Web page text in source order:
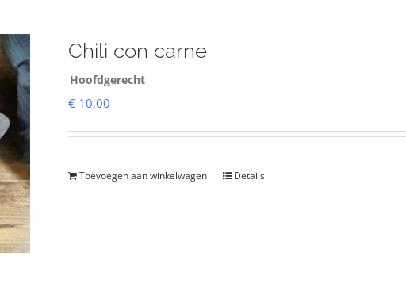
Chili con carne
Hoofdgerecht
€ 10,00
Toevoegen aan winkelwagen Details